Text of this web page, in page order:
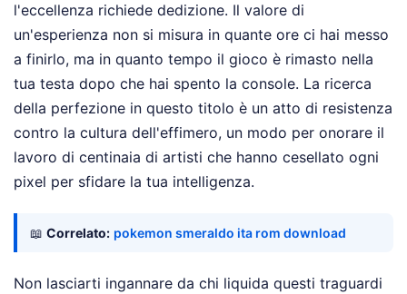
l'eccellenza richiede dedizione. Il valore di
un'esperienza non si misura in quante ore ci hai messo
a finirlo, ma in quanto tempo il gioco è rimasto nella
tua testa dopo che hai spento la console. La ricerca
della perfezione in questo titolo è un atto di resistenza
contro la cultura dell'effimero, un modo per onorare il
lavoro di centinaia di artisti che hanno cesellato ogni
pixel per sfidare la tua intelligenza.
📖 Correlato: pokemon smeraldo ita rom download
Non lasciarti ingannare da chi liquida questi traguardi